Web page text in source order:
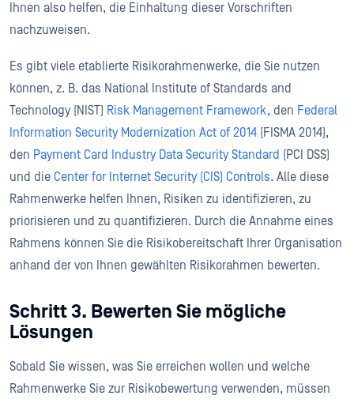
Ihnen also helfen, die Einhaltung dieser Vorschriften
nachzuweisen.
Es gibt viele etablierte Risikorahmenwerke, die Sie nutzen
können, z. B. das National Institute of Standards and
Technology (NIST) Risk Management Framework, den Federal
Information Security Modernization Act of 2014 (FISMA 2014),
den Payment Card Industry Data Security Standard (PCI DSS)
und die Center for Internet Security (CIS) Controls. Alle diese
Rahmenwerke helfen Ihnen, Risiken zu identifizieren, zu
priorisieren und zu quantifizieren. Durch die Annahme eines
Rahmens können Sie die Risikobereitschaft Ihrer Organisation
anhand der von Ihnen gewählten Risikorahmen bewerten.
Schritt 3. Bewerten Sie mögliche
Lösungen
Sobald Sie wissen, was Sie erreichen wollen und welche
Rahmenwerke Sie zur Risikobewertung verwenden, müssen